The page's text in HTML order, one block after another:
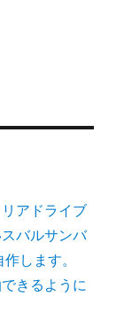
アドライブ
バルサンバ
します。
きるように